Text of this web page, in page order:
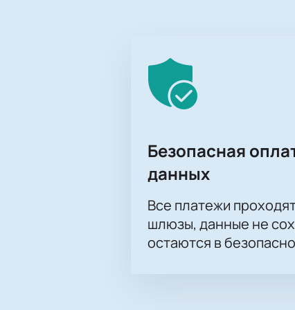
Безопасная
данных
Все платежи
шлюзы, данные не
остаются в